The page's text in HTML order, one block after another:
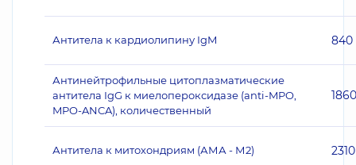
Антитела к кардиолипину IgM 840
Антинейтрофильные цитоплазматические
антитела IgG к миелопероксидазе (anti-MPO,
MPO-ANCA), количественный
1860
Антитела к митохондриям (АМА - М2) 2310